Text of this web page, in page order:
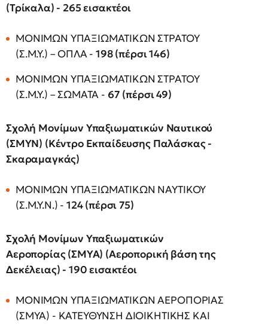
(Τρίκαλα) - 265 εισακτέοι
ΜΟΝΙΜΩΝ ΥΠΑΞΙΩΜΑΤΙΚΩΝ ΣΤΡΑΤΟΥ
(Σ.Μ.Υ.) – ΟΠΛΑ -198 (πέρσι 146)
ΜΟΝΙΜΩΝ ΥΠΑΞΙΩΜΑΤΙΚΩΝ ΣΤΡΑΤΟΥ
(Σ.Μ.Υ.) – ΣΩΜΑΤΑ - 67 (πέρσι 49)
Σχολή Μονίμων Υπαξιωματικών Ναυτικού
(ΣΜΥΝ) (Κέντρο Εκπαίδευσης Παλάσκας -
Σκαραμαγκάς)
ΜΟΝΙΜΩΝ ΥΠΑΞΙΩΜΑΤΙΚΩΝ ΝΑΥΤΙΚΟΥ
(Σ.Μ.Υ.Ν.) - 124 (πέρσι 75)
Σχολή Μονίμων Υπαξιωματικών
Αεροπορίας (ΣΜΥΑ) (Aεροπορική βάση της
Δεκέλειας) - 190 εισακτέοι
ΜΟΝΙΜΩΝ ΥΠΑΞΙΩΜΑΤΙΚΩΝ ΑΕΡΟΠΟΡΙΑΣ
(ΣΜΥΑ) - ΚΑΤΕΥΘΥΝΣΗ ΔΙΟΙΚΗΤΙΚΗΣ ΚΑΙ